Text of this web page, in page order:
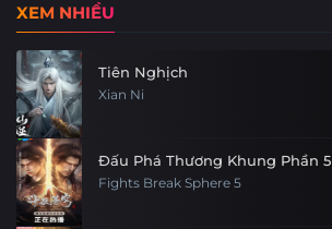
XEM NHIỀU
Tiên Nghịch
Xian Ni
Đấu Phá Thương Khung Phần 5
Fights Break Sphere 5